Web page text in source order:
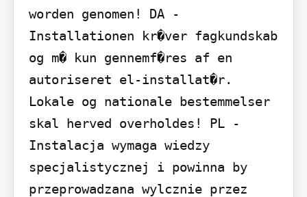
worden genomen! DA -
Installationen kr�ver fagkundskab
og m� kun gennemf�res af en
autoriseret el-installat�r.
Lokale og nationale bestemmelser
skal herved overholdes! PL -
Instalacja wymaga wiedzy
specjalistycznej i powinna by
przeprowadzana wylcznie przez